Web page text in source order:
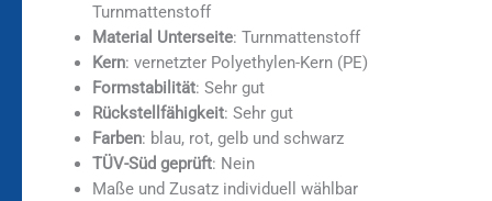
Turnmattenstoff
Material Unterseite: Turnmattenstoff
Kern: vernetzter Polyethylen-Kern (PE)
Formstabilität: Sehr gut
Rückstellfähigkeit: Sehr gut
Farben: blau, rot, gelb und schwarz
TÜV-Süd geprüft: Nein
Maße und Zusatz individuell wählbar